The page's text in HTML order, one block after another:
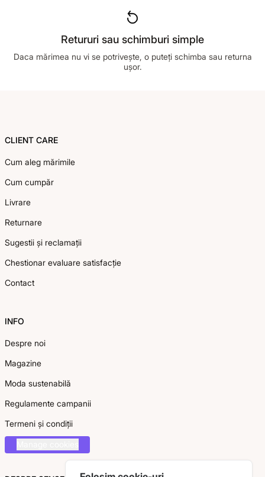
Retururi sau schimburi simple
Daca mărimea nu vi se potrivește, o puteți schimba sau returna
ușor.
CLIENT CARE
Cum aleg mărimile
Cum cumpăr
Livrare
Returnare
Sugestii și reclamații
Chestionar evaluare satisfacție
Contact
INFO
Despre noi
Magazine
Moda sustenabilă
Regulamente campanii
Termeni și condiții